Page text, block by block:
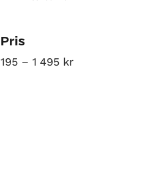
Pris
195 – 1 495 kr